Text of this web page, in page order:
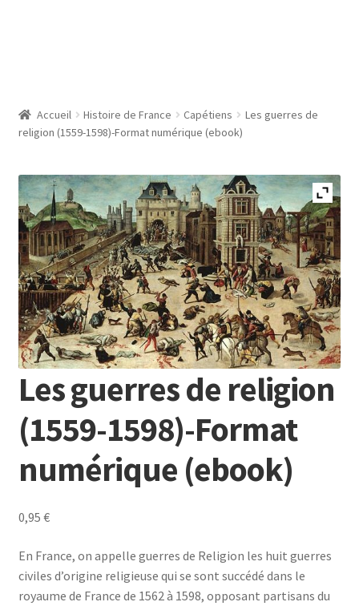
Accueil Histoire de France Capétiens
Les guerres de
religion (1559-1598)-Format numérique (ebook)
Les guerres de religion
(1559-1598)-Format
numérique (ebook)
0,95 €
En France, on appelle guerres de Religion les huit guerres
civiles d’origine religieuse qui se sont succédé dans le
royaume de France de 1562 à 1598, opposant partisans du